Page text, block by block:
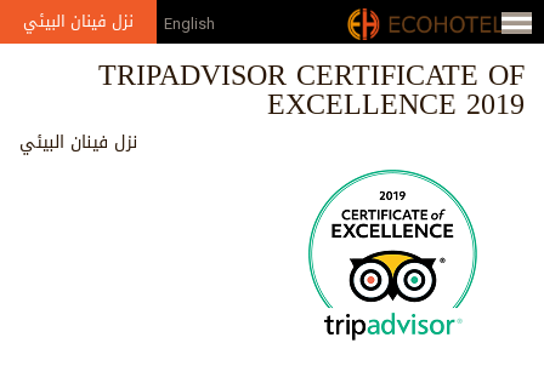
Jump to navigation
English نزل فينان البيئي
TRIPADVISOR CERTIFICATE OF
EXCELLENCE 2019
نزل فينان البيئي